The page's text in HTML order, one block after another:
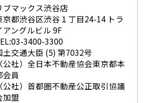
ブマックス渋谷店
京都渋谷区渋谷１丁目24-14 トラ
アングルビル 9F
3400-3300
土交通大臣 (5) 第7032号
（公社）全日本不動産協会東京都本
会員
（公社）首都圏不動産公正取引協議
加盟